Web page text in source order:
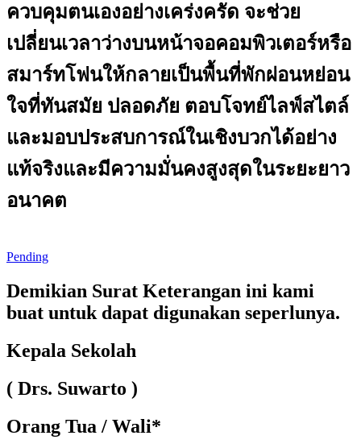
ควบคุมตนเองอย่างเคร่งครัด จะช่วย
เปลี่ยนเวลาว่างบนหน้าจอคอมพิวเตอร์หรือ
สมาร์ทโฟนให้กลายเป็นพื้นที่พักผ่อนหย่อน
ใจที่ทันสมัย ปลอดภัย ตอบโจทย์ไลฟ์สไตล์
และมอบประสบการณ์ในเชิงบวกได้อย่าง
แท้จริงและมีความมั่นคงสูงสุดในระยะยาว
อนาคต
Pending
Demikian Surat Keterangan ini kami
buat untuk dapat digunakan seperlunya.
Kepala Sekolah
( Drs. Suwarto )
Orang Tua / Wali*